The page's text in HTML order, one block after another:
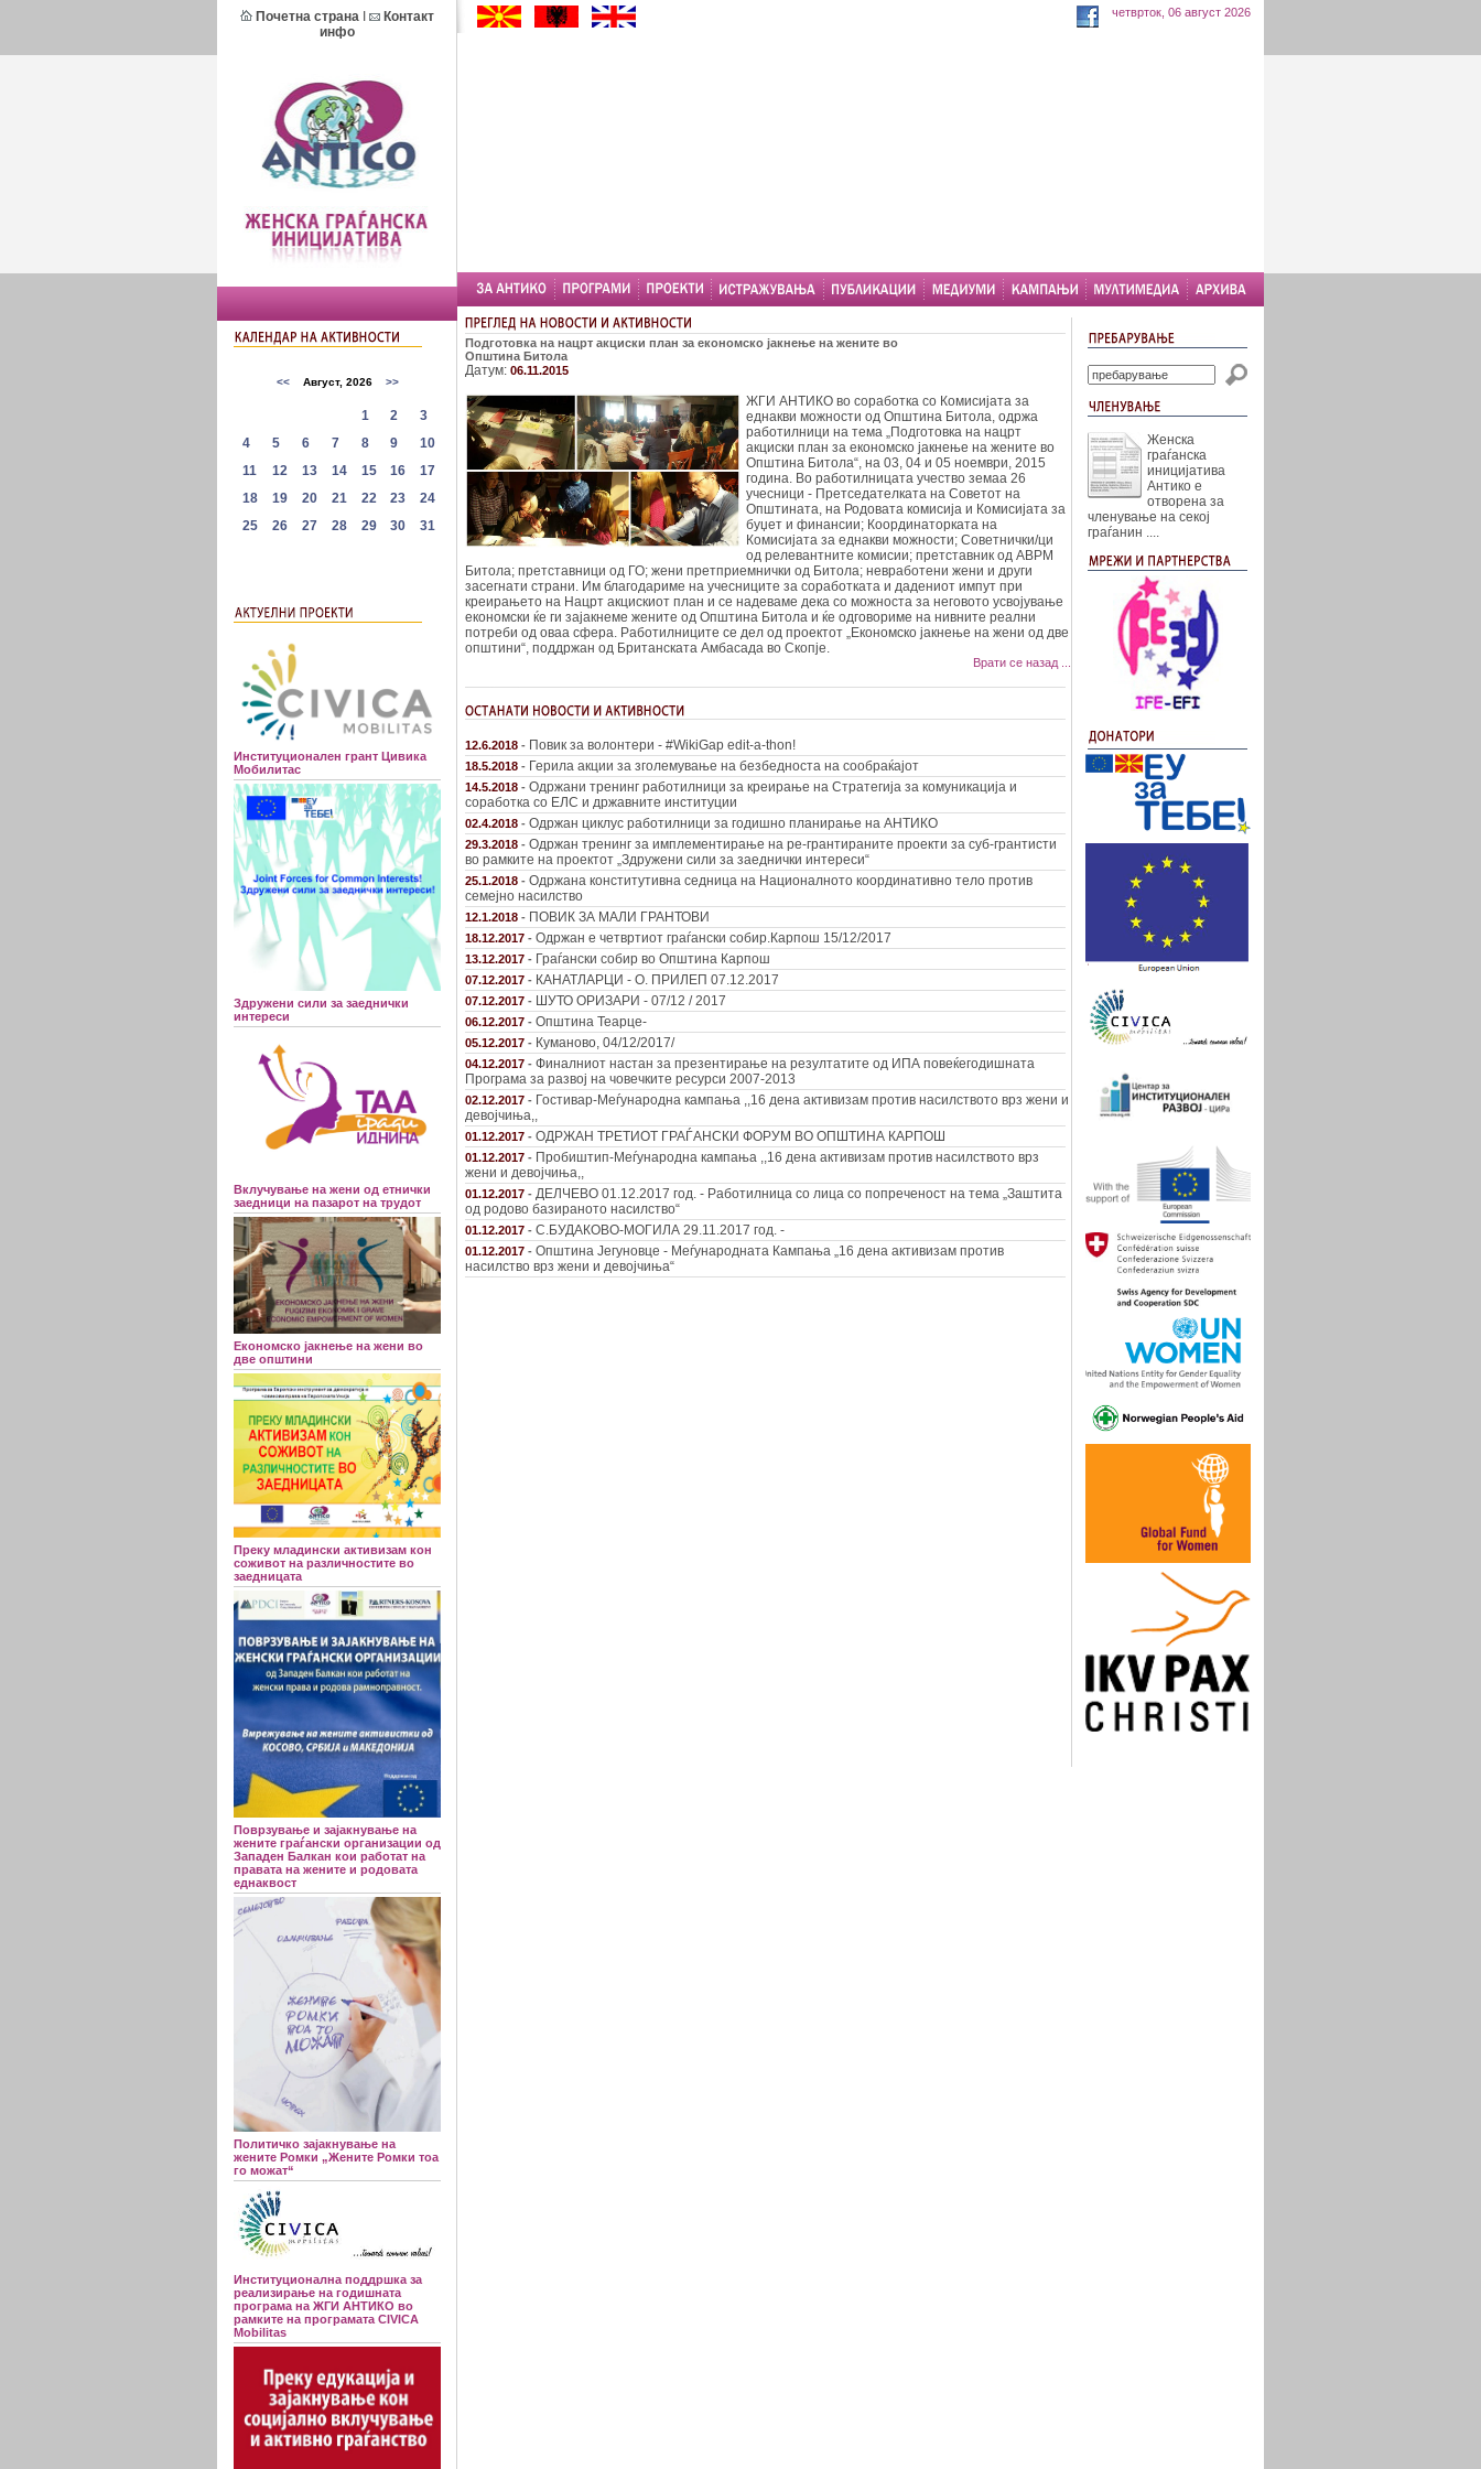
Почетна страна
Контакт
инфо
Институционален грант Цивика
Мобилитас
Здружени сили за заеднички
интереси
Вклучување на жени од етнички
заедници на пазарот на трудот
Економско јакнење на жени во
две општини
Преку младински активизам кон
соживот на различностите во
заедницата
Поврзување и зајакнување на
жените граѓански организации од
Западен Балкан кои работат на
правата на жените и родовата
еднаквост
Политичко зајакнување на
жените Ромки „Жените Ромки тоа
го можат“
Институционална поддршка за
реализирање на годишната
програма на ЖГИ АНТИКО во
рамките на програмата CIVICA
Mobilitas
четврток, 06 август 2026
Подготовка на нацрт акциски план за економско јакнење на жените во
Општина Битола
Датум: 06.11.2015
ЖГИ АНТИКО во соработка со Комисијата за
еднакви можности од Општина Битола, одржа
работилници на тема „Подготовка на нацрт
акциски план за економско јакнење на жените во
Општина Битола“, на 03, 04 и 05 ноември, 2015
година. Во работилницата учество земаа 26
учесници - Претседателката на Советот на
Општината, на Родовата комисија и Комисијата за
буџет и финансии; Координаторката на
Комисијата за еднакви можности; Советнички/ци
од релевантните комисии; претставник од АВРМ
Битола; претставници од ГО; жени претприемнички од Битола; невработени жени и други
засегнати страни. Им благодариме на учесниците за соработката и дадениот импут при
креирањето на Нацрт акцискиот план и се надеваме дека со можноста за неговото усвојување
економски ќе ги зајакнеме жените од Општина Битола и ќе одговориме на нивните реални
потреби од оваа сфера. Работилниците се дел од проектот „Економско јакнење на жени од две
општини“, поддржан од Британската Амбасада во Скопје.
Врати се назад ...
12.6.2018 - Повик за волонтери - #WikiGap edit-a-thon!
18.5.2018 - Герила акции за зголемување на безбедноста на сообраќајот
14.5.2018 - Одржани тренинг работилници за креирање на Стратегија за комуникација и
соработка со ЕЛС и државните институции
02.4.2018 - Одржан циклус работилници за годишно планирање на АНТИКО
29.3.2018 - Одржан тренинг за имплементирање на ре-грантираните проекти за суб-грантисти
во рамките на проектот „Здружени сили за заеднички интереси“
25.1.2018 - Одржана конститутивна седница на Националното координативно тело против
семејно насилство
12.1.2018 - ПОВИК ЗА МАЛИ ГРАНТОВИ
18.12.2017 - Одржан е четвртиот граѓански собир.Карпош 15/12/2017
13.12.2017 - Граѓански собир во Општина Карпош
07.12.2017 - КАНАТЛАРЦИ - О. ПРИЛЕП 07.12.2017
07.12.2017 - ШУТО ОРИЗАРИ - 07/12 / 2017
06.12.2017 - Општина Теарце-
05.12.2017 - Куманово, 04/12/2017/
04.12.2017 - Финалниот настан за презентирање на резултатите од ИПА повеќегодишната
Програма за развој на човечките ресурси 2007-2013
02.12.2017 - Гостивар-Меѓународна кампања ,,16 дена активизам против насилството врз жени и
девојчиња,,
01.12.2017 - ОДРЖАН ТРЕТИОТ ГРАЃАНСКИ ФОРУМ ВО ОПШТИНА КАРПОШ
01.12.2017 - Пробиштип-Меѓународна кампања ,,16 дена активизам против насилството врз
жени и девојчиња,,
01.12.2017 - ДЕЛЧЕВО 01.12.2017 год. - Работилница со лица со попреченост на тема „Заштита
од родово базираното насилство“
01.12.2017 - С.БУДАКОВО-МОГИЛА 29.11.2017 год. -
01.12.2017 - Општина Јегуновце - Меѓународната Кампања „16 дена активизам против
насилство врз жени и девојчиња“
Женска
граѓанска
иницијатива
Антико е
отворена за
членување на секој
граѓанин ....